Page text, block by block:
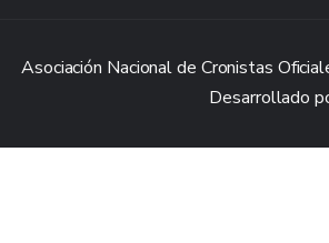
Asociación Nacional de Cronistas
Desarrollado